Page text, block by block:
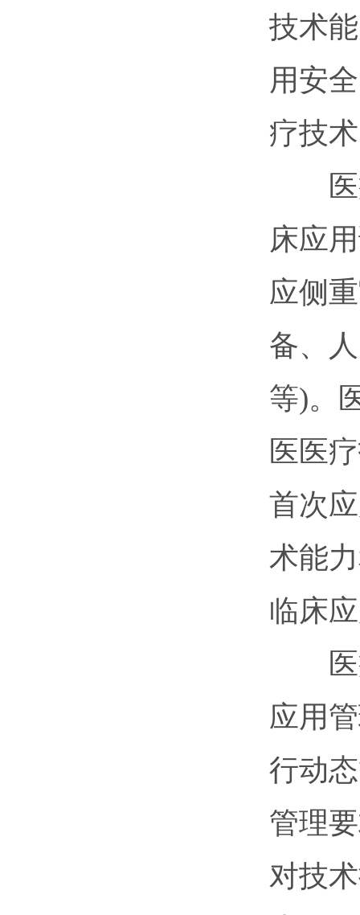
技术
用安
疗技
医疗
床应
应侧
备、
等)。
医医
首次
术能
临床
医疗
应用
行动
管理
对技